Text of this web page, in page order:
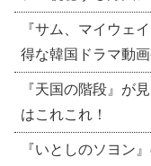
『サム、マイウェ
得な韓国ドラマ動
『天国の階段』が
はこれこれ！
『いとしのソヨン